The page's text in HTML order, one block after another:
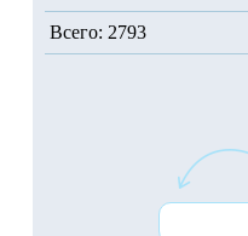
Всего: 2793